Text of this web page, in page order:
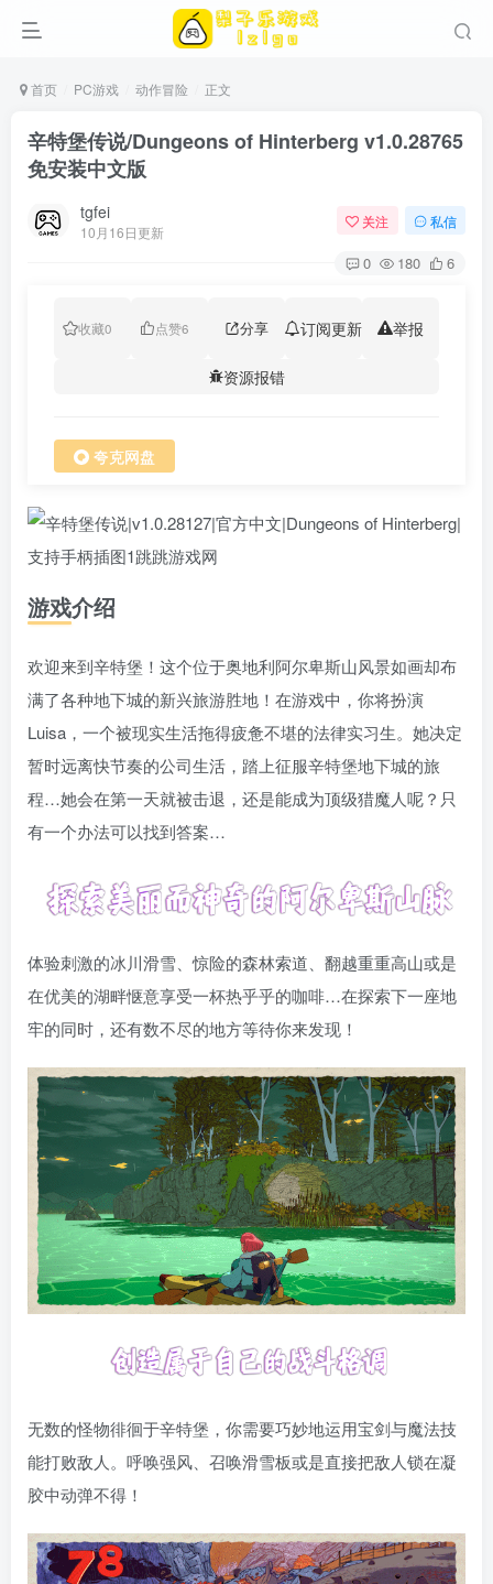
首页 PC游戏 动作冒险 正文
辛特堡传说/Dungeons of Hinterberg v1.0.28765
免安装中文版
tgfei
10月16日更新
关注 私信
0 180 6
收藏0 点赞6 分享 订阅更新 举报
资源报错
夸克网盘
游戏介绍
欢迎来到辛特堡！这个位于奥地利阿尔卑斯山风景如画却布
满了各种地下城的新兴旅游胜地！在游戏中，你将扮演
Luisa，一个被现实生活拖得疲惫不堪的法律实习生。她决定
暂时远离快节奏的公司生活，踏上征服辛特堡地下城的旅
程…她会在第一天就被击退，还是能成为顶级猎魔人呢？只
有一个办法可以找到答案…
体验刺激的冰川滑雪、惊险的森林索道、翻越重重高山或是
在优美的湖畔惬意享受一杯热乎乎的咖啡…在探索下一座地
牢的同时，还有数不尽的地方等待你来发现！
无数的怪物徘徊于辛特堡，你需要巧妙地运用宝剑与魔法技
能打败敌人。呼唤强风、召唤滑雪板或是直接把敌人锁在凝
胶中动弹不得！